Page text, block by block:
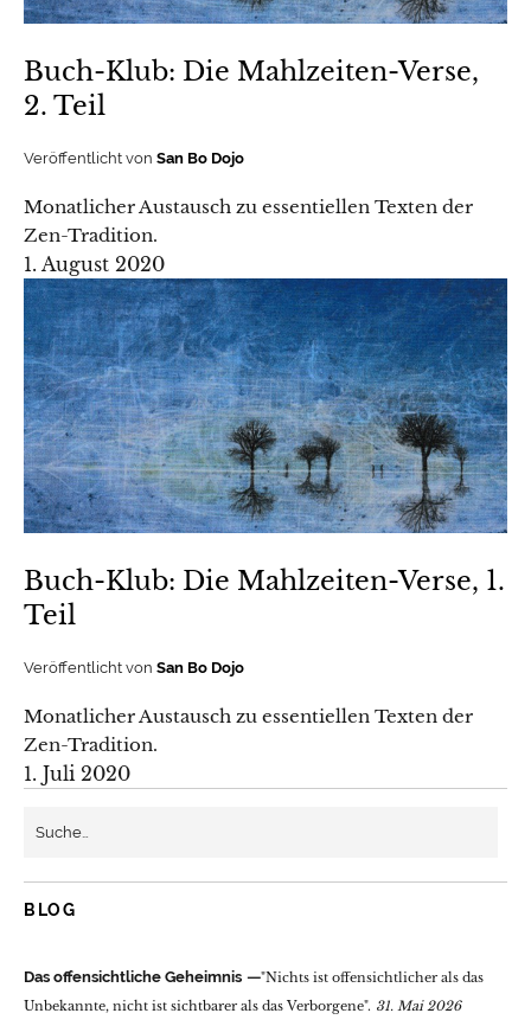
Buch-Klub: Die Mahlzeiten-Verse,
2. Teil
Veröffentlicht von San Bo Dojo
Monatlicher Austausch zu essentiellen Texten der
Zen-Tradition.
1. August 2020
Buch-Klub: Die Mahlzeiten-Verse, 1.
Teil
Veröffentlicht von San Bo Dojo
Monatlicher Austausch zu essentiellen Texten der
Zen-Tradition.
1. Juli 2020
BLOG
Das offensichtliche Geheimnis
"Nichts ist offensichtlicher als das
Unbekannte, nicht ist sichtbarer als das Verborgene". 31. Mai 2026